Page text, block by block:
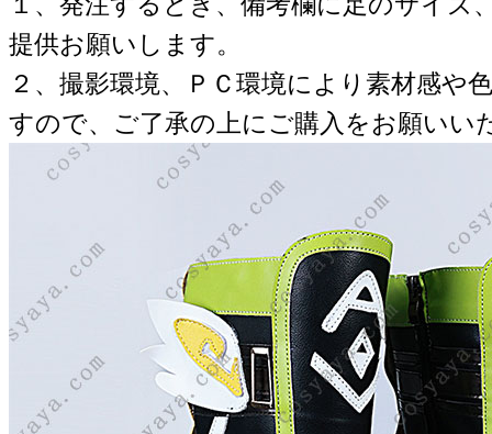
提供お願いします。
２、撮影環境、ＰＣ環境により素材感や
すので、ご了承の上にご購入をお願いい